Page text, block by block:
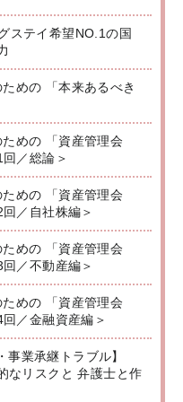
ステイ希望NO.1の国
めの 「本来あるべき
めの 「資産管理会
／総論＞
めの 「資産管理会
／自社株編＞
めの 「資産管理会
／不動産編＞
めの 「資産管理会
／金融資産編＞
業承継トラブル】
なリスクと 弁護士と作